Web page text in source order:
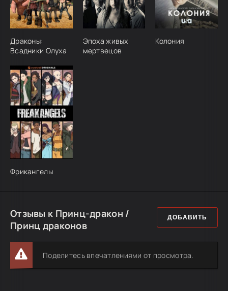
Драконы:
Всадники Олуха
Эпоха живых
мертвецов
Колония
Фрикангелы
Отзывы к Принц-дракон /
Принц драконов
ДОБАВИТЬ
Поделитесь впечатлениями от просмотра.